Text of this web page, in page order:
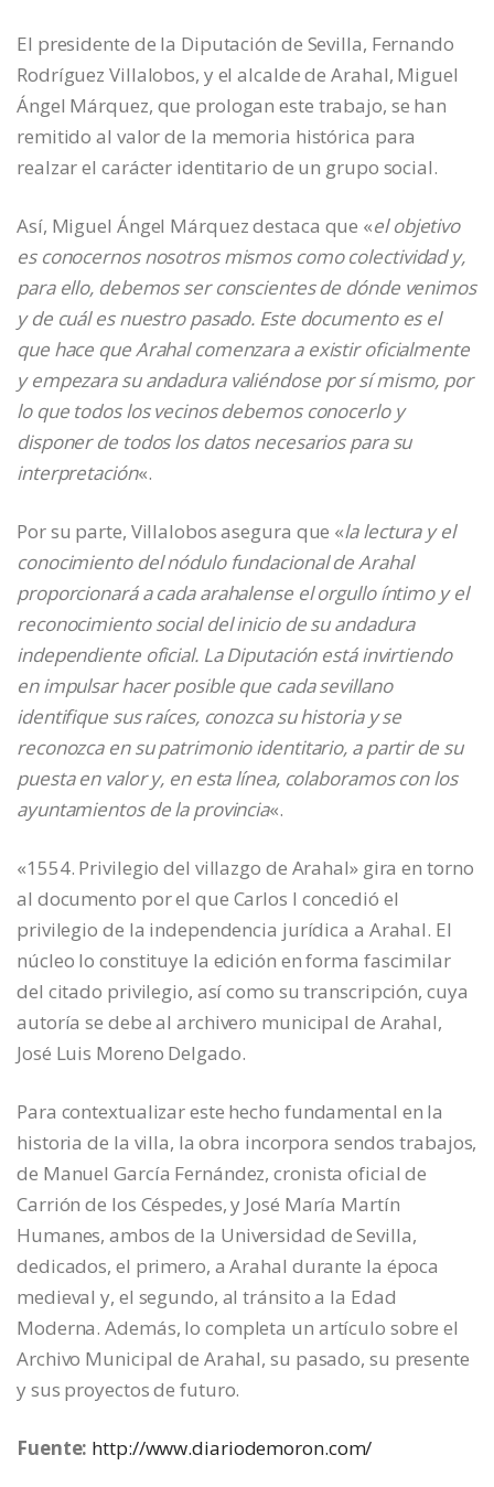
El presidente de la Diputación de Sevilla, Fernando
Rodríguez Villalobos, y el alcalde de Arahal, Miguel
Ángel Márquez, que prologan este trabajo, se han
remitido al valor de la memoria histórica para
realzar el carácter identitario de un grupo social.
Así, Miguel Ángel Márquez destaca que «el objetivo
es conocernos nosotros mismos como colectividad y,
para ello, debemos ser conscientes de dónde venimos
y de cuál es nuestro pasado. Este documento es el
que hace que Arahal comenzara a existir oficialmente
y empezara su andadura valiéndose por sí mismo, por
lo que todos los vecinos debemos conocerlo y
disponer de todos los datos necesarios para su
interpretación«.
Por su parte, Villalobos asegura que «la lectura y el
conocimiento del nódulo fundacional de Arahal
proporcionará a cada arahalense el orgullo íntimo y el
reconocimiento social del inicio de su andadura
independiente oficial. La Diputación está invirtiendo
en impulsar hacer posible que cada sevillano
identifique sus raíces, conozca su historia y se
reconozca en su patrimonio identitario, a partir de su
puesta en valor y, en esta línea, colaboramos con los
ayuntamientos de la provincia«.
«1554. Privilegio del villazgo de Arahal» gira en torno
al documento por el que Carlos I concedió el
privilegio de la independencia jurídica a Arahal. El
núcleo lo constituye la edición en forma fascimilar
del citado privilegio, así como su transcripción, cuya
autoría se debe al archivero municipal de Arahal,
José Luis Moreno Delgado.
Para contextualizar este hecho fundamental en la
historia de la villa, la obra incorpora sendos trabajos,
de Manuel García Fernández, cronista oficial de
Carrión de los Céspedes, y José María Martín
Humanes, ambos de la Universidad de Sevilla,
dedicados, el primero, a Arahal durante la época
medieval y, el segundo, al tránsito a la Edad
Moderna. Además, lo completa un artículo sobre el
Archivo Municipal de Arahal, su pasado, su presente
y sus proyectos de futuro.
Fuente: http://www.diariodemoron.com/